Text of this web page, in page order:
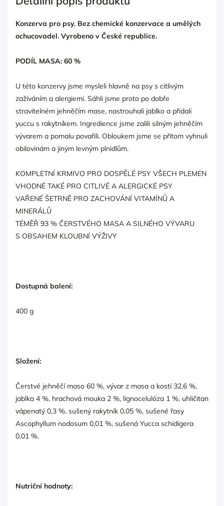
Konzerva pro psy. Bez chemické konzervace a umělých
ochucovadel. Vyrobeno v České republice.
PODÍL MASA: 60 %
U této konzervy jsme mysleli hlavně na psy s citlivým
zažíváním a alergiemi. Sáhli jsme proto po dobře
stravitelném jehněčím mase, nastrouhali jablko a přidali
yuccu s rakytníkem. Ingredience jsme zalili silným jehněčím
vývarem a pomalu povařili. Obloukem jsme se přitom vyhnuli
obilovinám a jiným levným plnidlům.
KOMPLETNÍ KRMIVO PRO DOSPĚLÉ PSY VŠECH PLEMEN
VHODNÉ TAKÉ PRO CITLIVÉ A ALERGICKÉ PSY
VAŘENÉ ŠETRNĚ PRO ZACHOVÁNÍ VITAMÍNŮ A
MINERÁLŮ
TÉMĚŘ 93 % ČERSTVÉHO MASA A SILNÉHO VÝVARU
S OBSAHEM KLOUBNÍ VÝŽIVY
Dostupná balení:
400 g
Složení:
Čerstvé jehněčí maso 60 %, vývar z masa a kostí 32,6 %,
jablka 4 %, hrachová mouka 2 %, lignocelulóza 1 %, uhličitan
vápenatý 0,3 %, sušený rakytník 0,05 %, sušené řasy
Ascophyllum nodosum 0,01 %, sušená Yucca schidigera
0,01 %.
Nutriční hodnoty: